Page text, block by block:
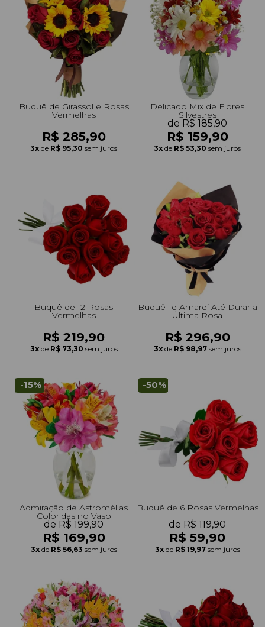
+Presentes com Flores
+Presentes por Ocasião
+Presentes para Família
+Presentes para Todos
+Tipo de Cesta
+Tipos de Buquês
+Tipos de Arranjos
+Tipos de Flores
+Por Cores
+Cidades do Sul
+Cidades do Sudeste
+Cidades do Norte
+Cidades do Nordeste
Buquê de Girassol e Rosas
Vermelhas
R$ 285,90
3x de R$ 95,30 sem juros
Delicado Mix de Flores
Silvestres
de R$ 185,90
R$ 159,90
3x de R$ 53,30 sem juros
Buquê de 12 Rosas
Vermelhas
R$ 219,90
3x de R$ 73,30 sem juros
Buquê Te Amarei Até Durar a
Última Rosa
R$ 296,90
3x de R$ 98,97 sem juros
-15%
Admiração de Astromélias
Coloridas no Vaso
de R$ 199,90
R$ 169,90
3x de R$ 56,63 sem juros
-50%
Buquê de 6 Rosas Vermelhas
de R$ 119,90
R$ 59,90
3x de R$ 19,97 sem juros